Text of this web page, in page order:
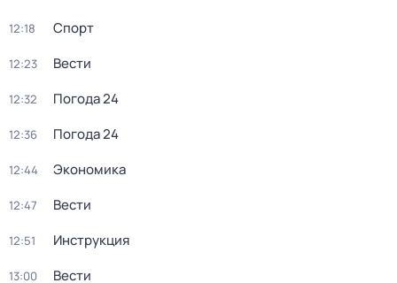
12:18 Спорт
12:23 Вести
12:32 Погода 24
12:36 Погода 24
12:44 Экономика
12:47 Вести
12:51 Инструкция
13:00 Вести